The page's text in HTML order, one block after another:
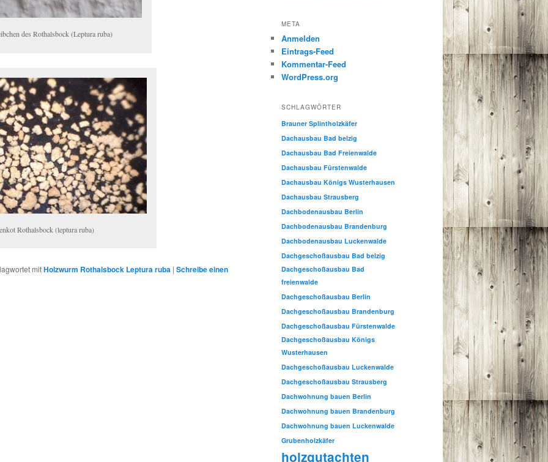
des Rothalsbock (Leptura ruba)
Rothalsbock (leptura ruba)
mitHolzwurm Rothalsbock Leptura ruba | Schreibe einen
META
Anmelden
Eintrags-Feed
Kommentar-Feed
WordPress.org
SCHLAGWÖRTER
Brauner Splintholzkäfer
Dachausbau Bad belzig
Dachausbau Bad Freienwalde
Dachausbau Fürstenwalde
Dachausbau Königs Wusterhausen
Dachausbau Strausberg
Dachbodenausbau Berlin
Dachbodenausbau Brandenburg
Dachbodenausbau Luckenwalde
Dachgeschoßausbau Bad belzig
Dachgeschoßausbau Bad
freienwalde
Dachgeschoßausbau Berlin
Dachgeschoßausbau Brandenburg
Dachgeschoßausbau Fürstenwalde
Dachgeschoßausbau Königs
Wusterhausen
Dachgeschoßausbau Luckenwalde
Dachgeschoßausbau Strausberg
Dachwohnung bauen Berlin
Dachwohnung bauen Brandenburg
Dachwohnung bauen Luckenwalde
Grubenholzkäfer
holzgutachten